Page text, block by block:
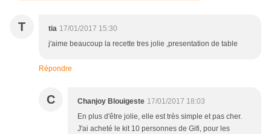
T tia 17/01/2017 15:30
j'aime beaucoup la recette tres jolie ,presentation de table
Répondre
C Chanjoy Blouigeste 17/01/2017 18:03
En plus d'être jolie, elle est très simple et pas cher.
J'ai acheté le kit 10 personnes de Gifi, pour les